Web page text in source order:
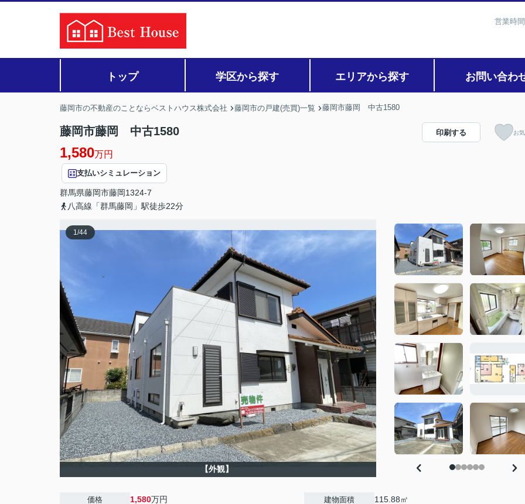
営業時
トップ 学区から探す エリアから探す お問い合わ
藤岡市の不動産のことならベストハウス株式会社 藤岡市の戸建(売買)一覧 藤岡市藤岡 中古1580
藤岡市藤岡 中古1580
1,580万円
支払いシミュレーション
群馬県藤岡市藤岡1324-7
八高線「群馬藤岡」駅徒歩22分
印刷する お
1/44
【外観】
価格 1,580万円 建物面積 115.88㎡